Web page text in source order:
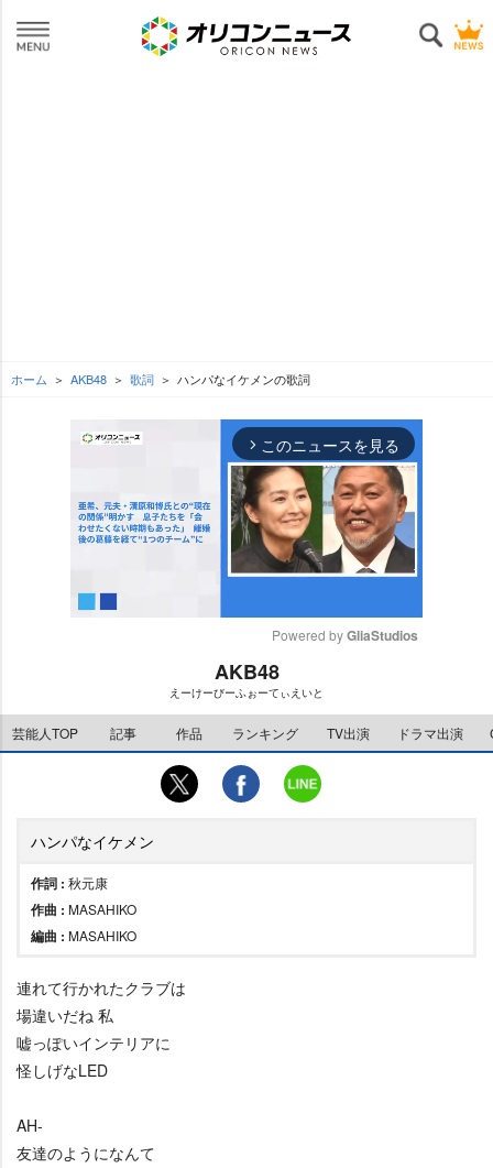
ホーム AKB48 歌詞 ハンパなイケメンの歌詞
arrow_forward_ios このニュースを見る
e
Powered by GliaStudios
AKB48
えーけーびーふぉーてぃえいと
芸能人TOP 記事 作品 ランキング TV出演 ドラマ出演
ハンパなイケメン
作詞 : 秋元康
作曲 : MASAHIKO
編曲 : MASAHIKO
連れて行かれたクラブは
場違いだね 私
嘘っぽいインテリアに
怪しげなLED
AH-
友達のようになんて